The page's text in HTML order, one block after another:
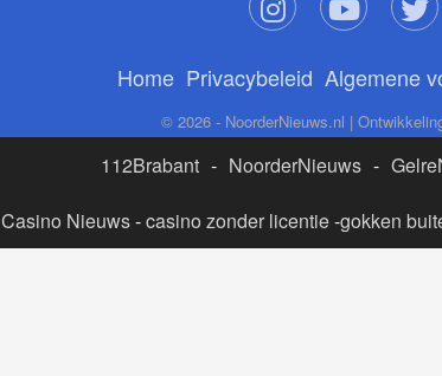
Home Privacybeleid Algemene
© 2026 - NoorderNieuws.nl |
112Brabant - NoorderNieuws -
Casino Nieuws-casino zonder licentie-gokken